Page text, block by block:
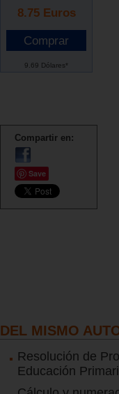
8.75 Euros
9.69 Dólares*
Compartir en:
Save
DEL MISMO
Resolución de
Educación